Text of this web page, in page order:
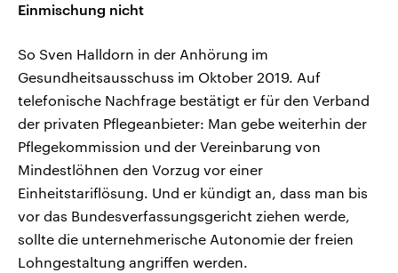
Einmischung nicht
So Sven Halldorn in der Anhörung im
Gesundheitsausschuss im Oktober 2019. Auf
telefonische Nachfrage bestätigt er für den Verband
der privaten Pflegeanbieter: Man gebe weiterhin der
Pflegekommission und der Vereinbarung von
Mindestlöhnen den Vorzug vor einer
Einheitstariflösung. Und er kündigt an, dass man bis
vor das Bundesverfassungsgericht ziehen werde,
sollte die unternehmerische Autonomie der freien
Lohngestaltung angriffen werden.